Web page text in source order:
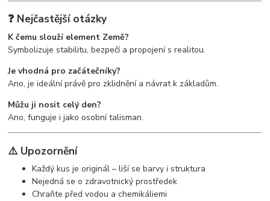
❓ Nejčastější otázky
K čemu slouží element Země?
Symbolizuje stabilitu, bezpečí a propojení s realitou.
Je vhodná pro začátečníky?
Ano, je ideální právě pro zklidnění a návrat k základům.
Můžu ji nosit celý den?
Ano, funguje i jako osobní talisman.
⚠️ Upozornění
Každý kus je originál – liší se barvy i struktura
Nejedná se o zdravotnický prostředek
Chraňte před vodou a chemikáliemi